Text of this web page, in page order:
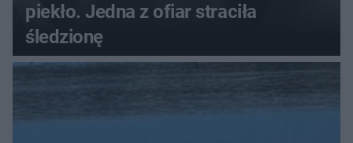
piekło. Jedna z ofiar straciła
śledzionę